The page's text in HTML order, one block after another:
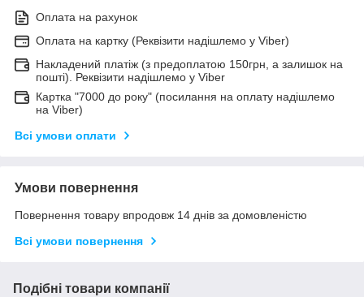
Оплата на рахунок
Оплата на картку (Реквізити надішлемо у Viber)
Накладений платіж (з предоплатою 150грн, а залишок на
пошті). Реквізити надішлемо у Viber
Картка "7000 до року" (посилання на оплату надішлемо
на Viber)
Всі умови оплати
Умови повернення
Повернення товару впродовж 14 днів за домовленістю
Всі умови повернення
Подібні товари компанії